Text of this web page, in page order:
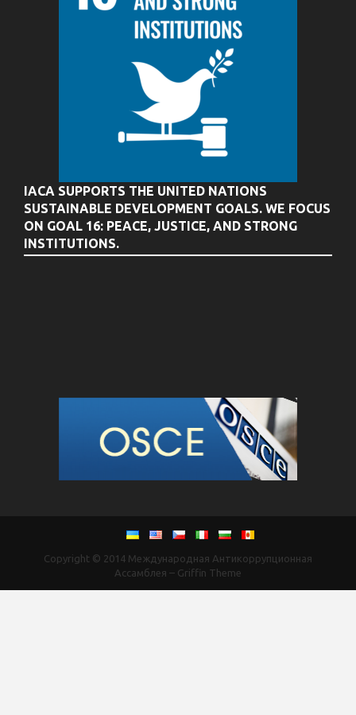
IACA SUPPORTS THE UNITED NATIONS
SUSTAINABLE DEVELOPMENT GOALS. WE FOCUS
ON GOAL 16: PEACE, JUSTICE, AND STRONG
INSTITUTIONS.
Copyright © 2014 Международная Антикоррупционная
Ассамблея – Griffin Theme